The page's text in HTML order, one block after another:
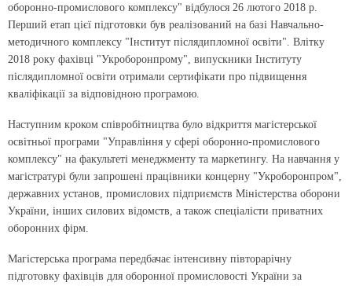
оборонно-промислового комплексу" відбулося 26 лютого 2018 р.
Перший етап цієї підготовки був реалізований на базі Навчально-
методичного комплексу "Інститут післядипломної освіти". Влітку
2018 року фахівці "Укроборонпрому", випускники Інституту
післядипломної освіти отримали сертифікати про підвищення
кваліфікації за відповідною програмою.
Наступним кроком співробітництва було відкриття магістерської
освітньої програми "Управління у сфері оборонно-промислового
комплексу" на факультеті менеджменту та маркетингу. На навчання у
магістратурі були запрошені працівники концерну "Укроборонпром",
державних установ, промислових підприємств Міністерства оборони
України, інших силових відомств, а також спеціалісти приватних
оборонних фірм.
Магістерська програма передбачає інтенсивну півторарічну
підготовку фахівців для оборонної промисловості України за